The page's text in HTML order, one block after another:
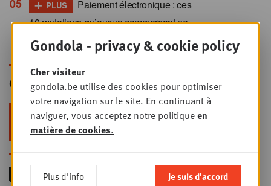
PLUS
Paiement électronique : ces
10 mutations qu’aucun commerçant ne
peut ignorer
Gondola Newsletter
Restez au top dans le retail & le
foodservice !
Gondola - privacy & cookie policy
Cher visiteur
gondola.be utilise des cookies pour optimiser
votre navigation sur le site. En continuant à
naviguer, vous acceptez notre politiqueen
matière de cookies.
Plus d'info Je suis d'accord